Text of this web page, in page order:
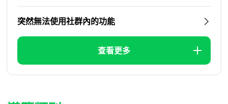
突然無法使用社群內的功能
查看更多